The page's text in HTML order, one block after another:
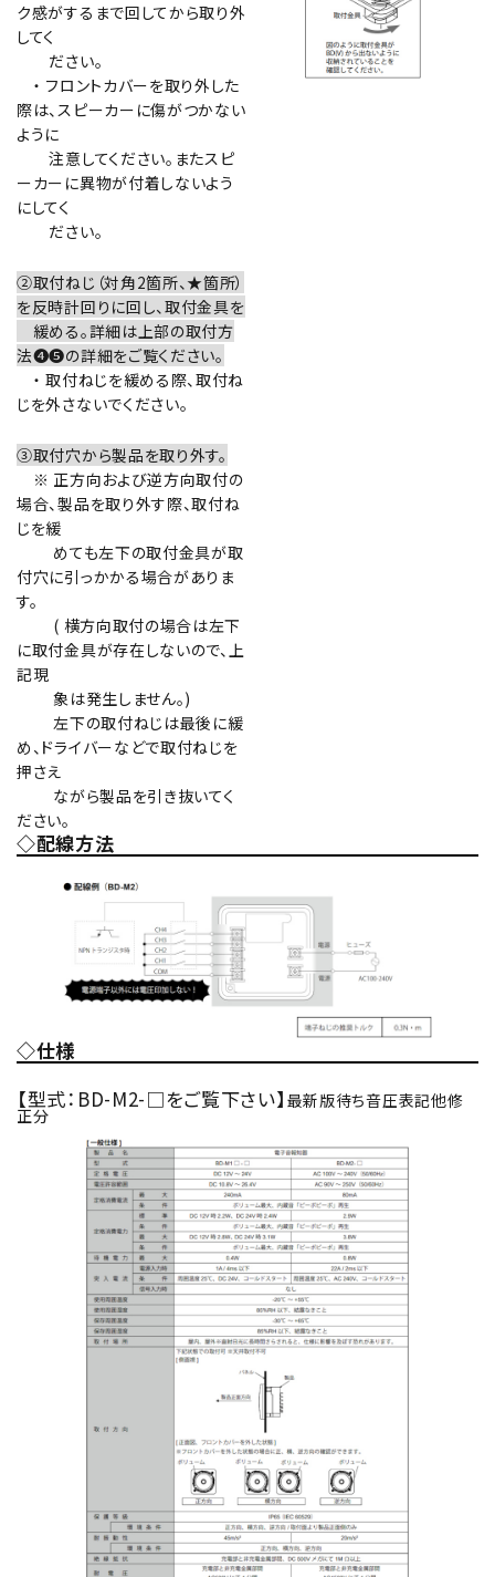
ク感がするまで回してから取り外
してく
ださい。
・ フロントカバーを取り外した
際は、スピーカーに傷がつかない
ように
注意してください。またスピ
ーカーに異物が付着しないよう
にしてく
ださい。
②取付ねじ（対角2箇所、★箇所）
を反時計回りに回し、取付金具を
緩める。詳細は上部の取付方
法❹❺の詳細をご覧ください。
・ 取付ねじを緩める際、取付ね
じを外さないでください。
③取付穴から製品を取り外す。
※ 正方向および逆方向取付の
場合、製品を取り外す際、取付ね
じを緩
めても左下の取付金具が取
付穴に引っかかる場合がありま
す。
( 横方向取付の場合は左下
に取付金具が存在しないので、上
記現
象は発生しません。)
左下の取付ねじは最後に緩
め、ドライバーなどで取付ねじを
押さえ
ながら製品を引き抜いてく
ださい。
◇配線方法
◇仕様
【型式：BD-M2-□をご覧下さい】 最新版待ち音圧表記他修
正分